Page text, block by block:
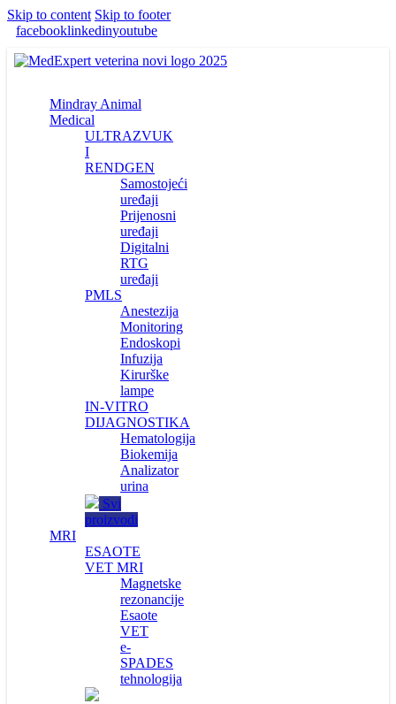
Skip to content Skip to footer
facebooklinkedinyoutube
Mindray Animal
Medical
ULTRAZVUK
I
RENDGEN
Samostojeći
uređaji
Prijenosni
uređaji
Digitalni
RTG
uređaji
PMLS
Anestezija
Monitoring
Endoskopi
Infuzija
Kirurške
lampe
IN-VITRO
DIJAGNOSTIKA
Hematologija
Biokemija
Analizator
urina
Svi
proizvodi
MRI
ESAOTE
VET MRI
Magnetske
rezonancije
Esaote
VET
e-
SPADES
tehnologija